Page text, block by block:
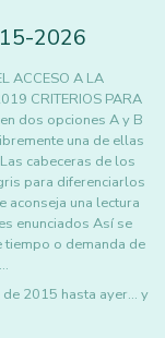
-2026
ACCESO A LA
CRITERIOS PARA
dos opciones A y B
una de ellas
cabeceras de los
para diferenciarlos
aconseja una lectura
enunciados Así se
o demanda de
2015 hasta ayer... y